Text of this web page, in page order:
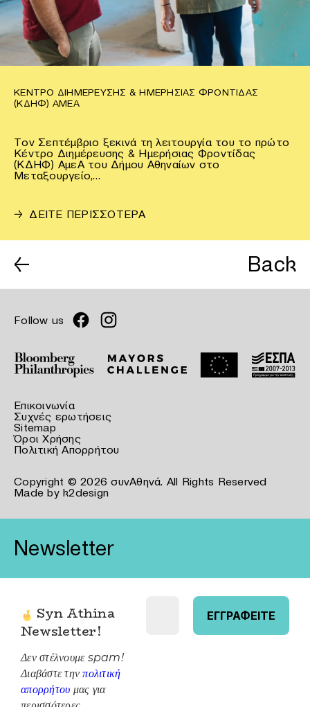
ΚΈΝΤΡΟ ΔΙΗΜΈΡΕΥΣΗΣ & ΗΜΕΡΉΣΙΑΣ ΦΡΟΝΤΊΔΑΣ
(ΚΔΗΦ) ΑΜΕΑ
Τον Σεπτέμβριο ξεκινά τη λειτουργία του το πρώτο
Κέντρο Διημέρευσης & Ημερήσιας Φροντίδας
(ΚΔΗΦ) ΑμεΑ του Δήμου Αθηναίων στο
Μεταξουργείο,…
→ ΔΕΙΤΕ ΠΕΡΙΣΣΟΤΕΡΑ
← Back
Follow us
Επικοινωνία
Συχνές ερωτήσεις
Sitemap
Όροι Χρήσης
Πολιτική Απορρήτου
Copyright © 2026 συνΑθηνά. All Rights Reserved
Made by k2design
Newsletter
Syn Athina
Newsletter!
Δεν στέλνουμε spam!
Διαβάστε τηνπολιτική
απορρήτου μας για